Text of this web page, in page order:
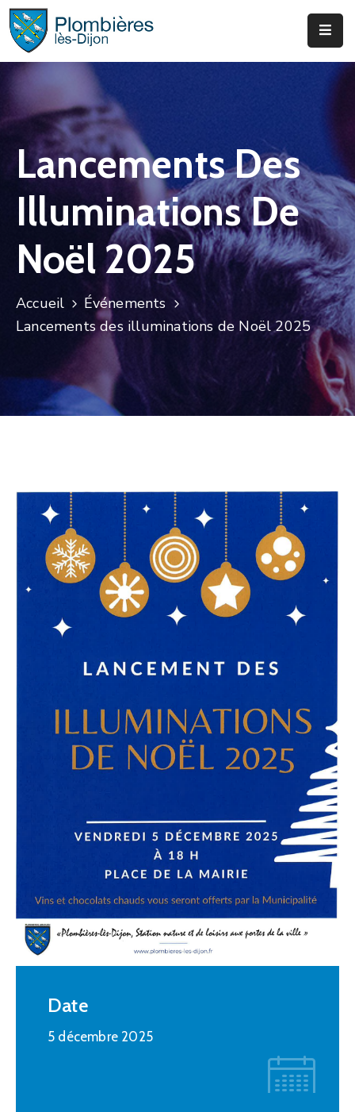
Municipalité
Services
Faire
Actus
Lancements Des
Illuminations De
Noël 2025
Accueil
Événements
Lancements des illuminations de Noël 2025
Date
5 décembre 2025